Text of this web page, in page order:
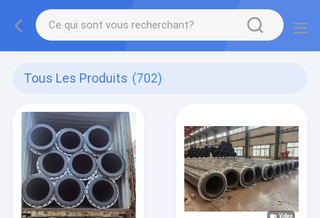
Tous Les Produits (702)